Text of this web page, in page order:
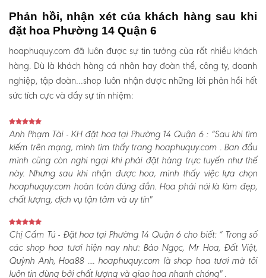
Phản hồi, nhận xét của khách hàng sau khi
đặt hoa Phường 14 Quận 6
hoaphuquy.com đã luôn được sự tin tưởng của rất nhiều khách
hàng. Dù là khách hàng cá nhân hay đoàn thể, công ty, doanh
nghiệp, tập đoàn…shop luôn nhận được những lời phản hồi hết
sức tích cực và đầy sự tín nhiệm:
Anh Phạm Tài - KH đặt hoa tại Phường 14 Quận 6 :“Sau khi tìm
kiếm trên mạng, mình tìm thấy trang hoaphuquy.com . Ban đầu
mình cũng còn nghi ngại khi phải đặt hàng trực tuyến như thế
này. Nhưng sau khi nhận được hoa, mình thấy việc lựa chọn
hoaphuquy.com hoàn toàn đúng đắn. Hoa phải nói là làm đẹp,
chất lượng, dịch vụ tận tâm và uy tín"
Chị Cẩm Tú - Đặt hoa tại Phường 14 Quận 6 cho biết:“ Trong số
các shop hoa tươi hiện nay như: Bảo Ngọc, Mr Hoa, Đất Việt,
Quỳnh Anh, Hoa88 .... hoaphuquy.com là shop hoa tươi mà tôi
luôn tin dùng bởi chất lượng và giao hoa nhanh chóng" .